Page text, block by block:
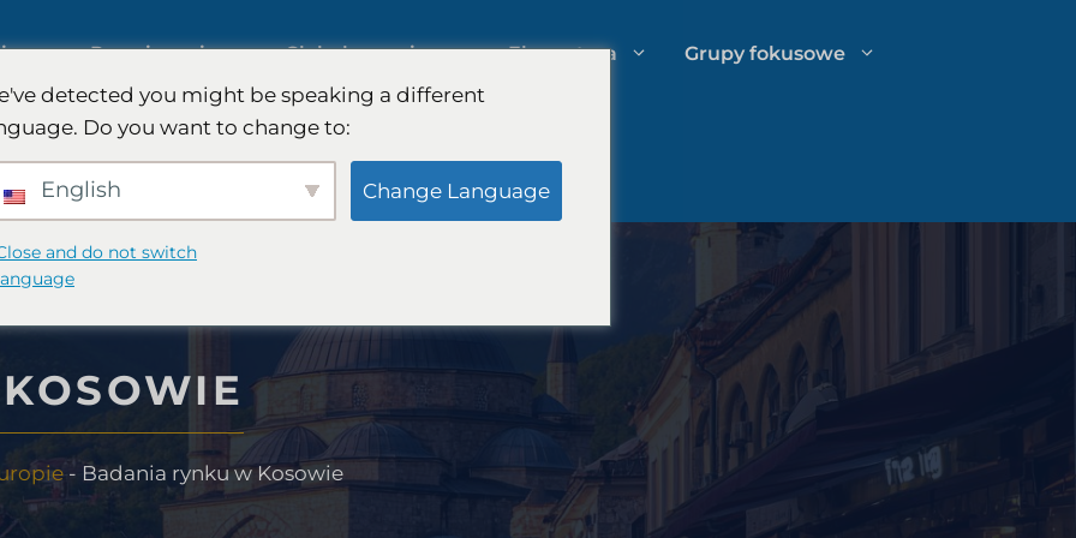
Rozwiązania
Międzynarodowe badania rynku
Badania jakościowe i ilościowe
Doradztwo strategiczne
Testowanie smaku
Zarządzanie wydatkami kancelarii
prawnej
Strategie rozwoju kancelarii
prawnych
Globalny zasięg Ekspertyza Grupy fokusowe
- Badania rynku w Kosowie
detected you might be speaking a different
Do you want to change to:
English Change Language
and do not switch